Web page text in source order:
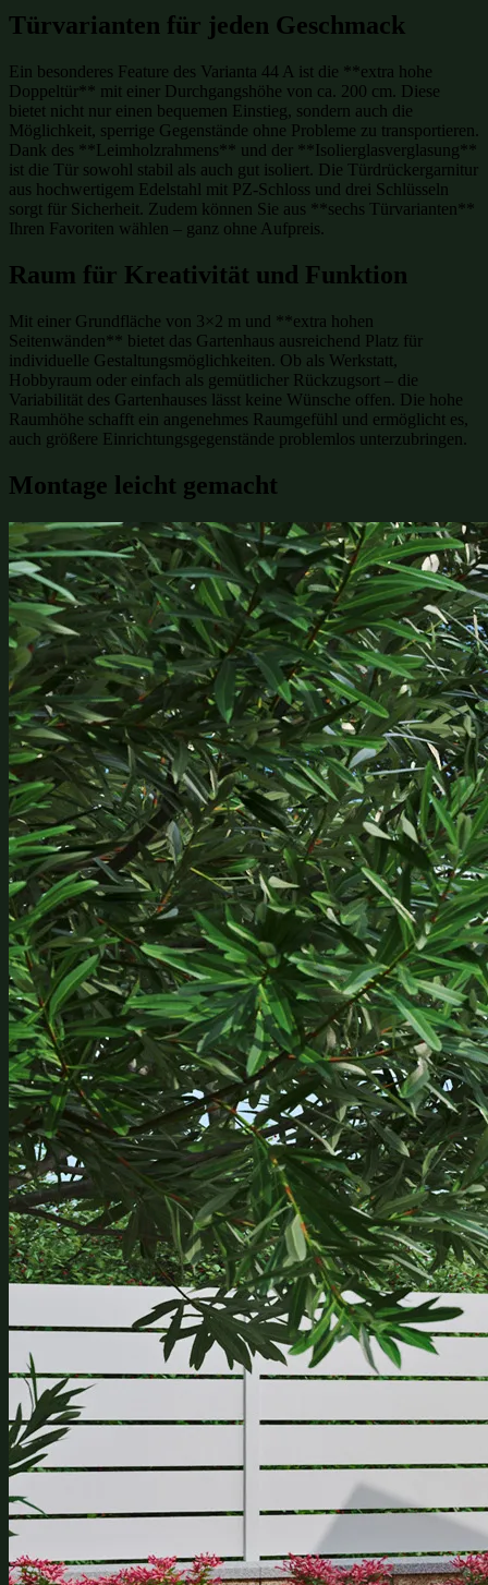
Türvarianten für jeden Geschmack
Ein besonderes Feature des Varianta 44 A ist die **extra hohe
Doppeltür** mit einer Durchgangshöhe von ca. 200 cm. Diese
bietet nicht nur einen bequemen Einstieg, sondern auch die
Möglichkeit, sperrige Gegenstände ohne Probleme zu transportieren.
Dank des **Leimholzrahmens** und der **Isolierglasverglasung**
ist die Tür sowohl stabil als auch gut isoliert. Die Türdrückergarnitur
aus hochwertigem Edelstahl mit PZ-Schloss und drei Schlüsseln
sorgt für Sicherheit. Zudem können Sie aus **sechs Türvarianten**
Ihren Favoriten wählen – ganz ohne Aufpreis.
Raum für Kreativität und Funktion
Mit einer Grundfläche von 3×2 m und **extra hohen
Seitenwänden** bietet das Gartenhaus ausreichend Platz für
individuelle Gestaltungsmöglichkeiten. Ob als Werkstatt,
Hobbyraum oder einfach als gemütlicher Rückzugsort – die
Variabilität des Gartenhauses lässt keine Wünsche offen. Die hohe
Raumhöhe schafft ein angenehmes Raumgefühl und ermöglicht es,
auch größere Einrichtungsgegenstände problemlos unterzubringen.
Montage leicht gemacht